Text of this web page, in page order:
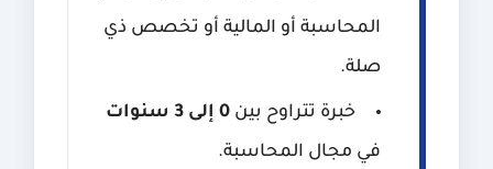
المحاسبة أو المالية أو تخصص ذي
صلة.
خبرة تتراوح بين 0 إلى 3 سنوات
في مجال المحاسبة.